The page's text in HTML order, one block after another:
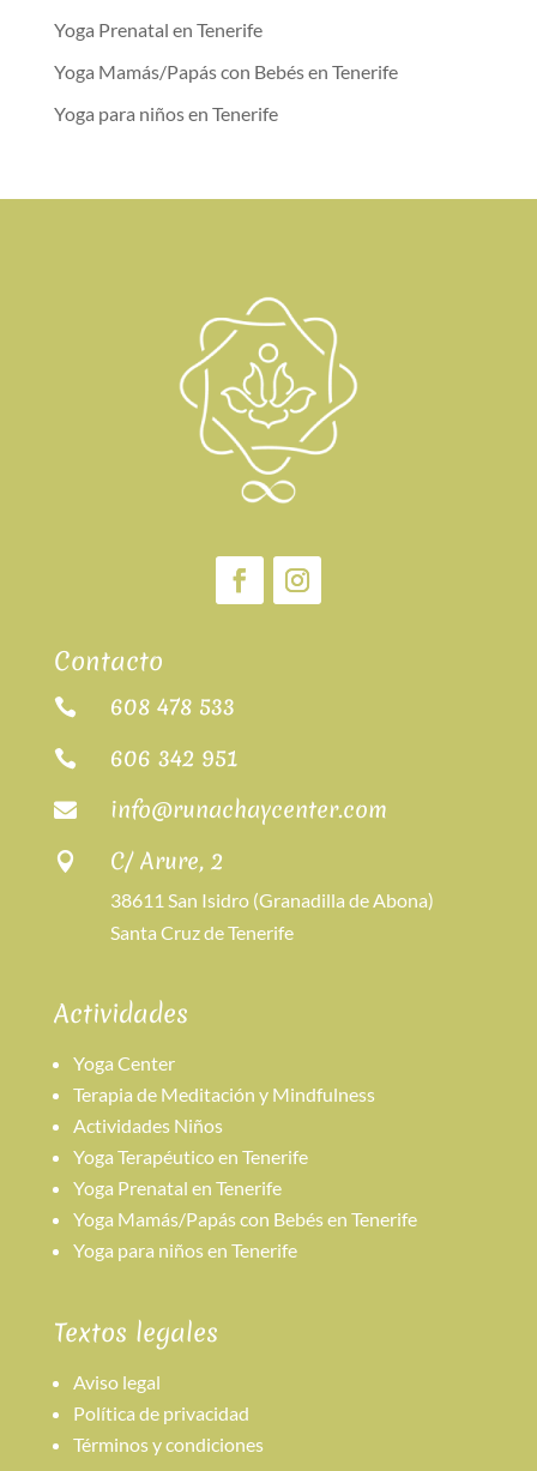
Yoga Prenatal en Tenerife
Yoga Mamás/Papás con Bebés en Tenerife
Yoga para niños en Tenerife
Contacto
 608 478 533
 606 342 951
 info@runachaycenter.com
 C/ Arure, 2
38611 San Isidro (Granadilla de Abona)
Santa Cruz de Tenerife
Actividades
Yoga Center
Terapia de Meditación y Mindfulness
Actividades Niños
Yoga Terapéutico en Tenerife
Yoga Prenatal en Tenerife
Yoga Mamás/Papás con Bebés en Tenerife
Yoga para niños en Tenerife
Textos legales
Aviso legal
Política de privacidad
Términos y condiciones